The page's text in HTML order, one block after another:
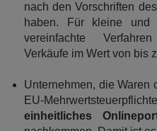
nach den Vorschriften
haben. Für kleine und
vereinfachte
Verkäufe im Wert von bis
Unternehmen, die Waren
EU-
einheitliches